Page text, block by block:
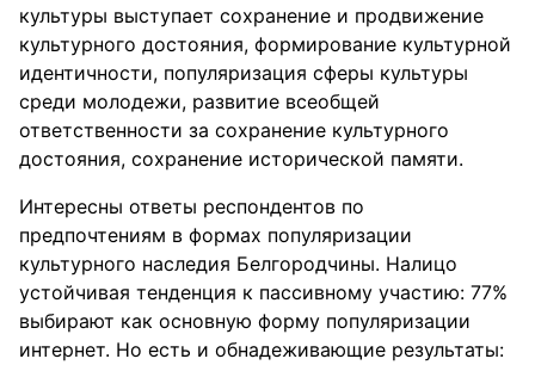
культуры выступает сохранение и продвижение
культурного достояния, формирование культурной
идентичности, популяризация сферы культуры
среди молодежи, развитие всеобщей
ответственности за сохранение культурного
достояния, сохранение исторической памяти.
Интересны ответы респондентов по
предпочтениям в формах популяризации
культурного наследия Белгородчины. Налицо
устойчивая тенденция к пассивному участию: 77%
выбирают как основную форму популяризации
интернет. Но есть и обнадеживающие результаты: